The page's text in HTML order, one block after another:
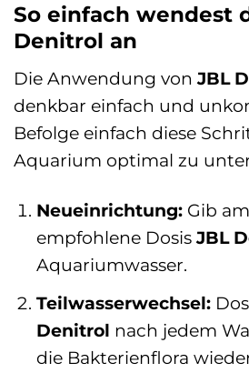
So einfach wendest
Denitrol an
Die Anwendung vonJBL
denkbar einfach und
Befolge einfach diese
Aquarium optimal zu
Neueinrichtung:Gib
empfohlene DosisJBL
Aquariumwasser.
Teilwasserwechsel:
Denitrol nach jedem
die Bakterienflora